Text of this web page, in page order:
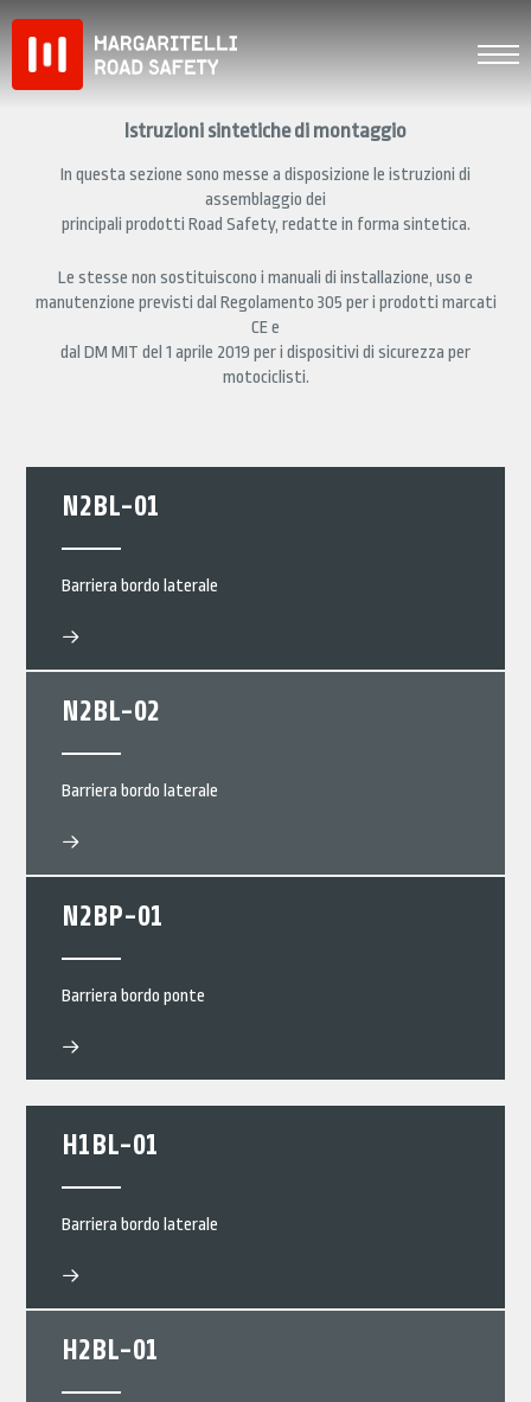
content
Istruzioni sintetiche di montaggio
In questa sezione sono messe a disposizione le istruzioni di
assemblaggio dei
principali prodotti Road Safety, redatte in forma sintetica.
Le stesse non sostituiscono i manuali di installazione, uso e
manutenzione previsti dal Regolamento 305 per i prodotti marcati
CE e
dal DM MIT del 1 aprile 2019 per i dispositivi di sicurezza per
motociclisti.
N2BL-01
Barriera bordo laterale
N2BL-02
Barriera bordo laterale
N2BP-01
Barriera bordo ponte
H1BL-01
Barriera bordo laterale
H2BL-01